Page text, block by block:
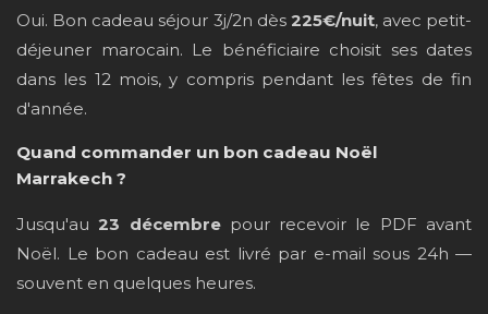
Oui. Bon cadeau séjour 3j/2n dès 225€/nuit, avec petit-
déjeuner marocain. Le bénéficiaire choisit ses dates
dans les 12 mois, y compris pendant les fêtes de fin
d'année.
Quand commander un bon cadeau Noël
Marrakech ?
Jusqu'au23 décembrepour recevoir le PDF avant
Noël. Le bon cadeau est livré par e-mail sous 24h —
souvent en quelques heures.